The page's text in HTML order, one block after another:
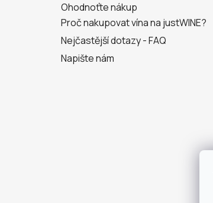
Ohodnoťte nákup
Proč nakupovat vína na justWINE?
Nejčastější dotazy - FAQ
Napište nám